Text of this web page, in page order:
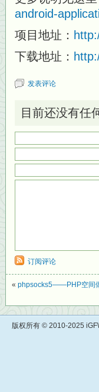
android-
项目地址：
下载地址：
发表评论
目前还没有任
订阅评论
« phpsocks5——PHP空间
版权所有 © 2010-2025